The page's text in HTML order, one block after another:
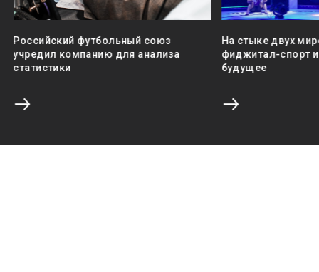
Российский футбольный союз
учредил компанию для анализа
статистики
На стыке двух
фиджитал-спорт
будущее